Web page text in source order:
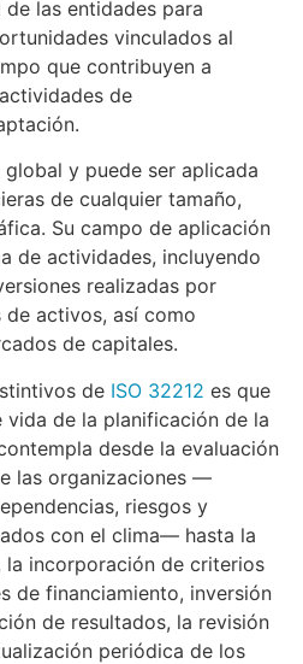
las entidades para
vinculados al
que contribuyen a
de
y puede ser aplicada
de cualquier tamaño,
Su campo de aplicación
de actividades, incluyendo
realizadas por
activos, así como
de capitales.
de ISO 32212 es que
de la planificación de la
desde la evaluación
las organizaciones —
riesgos y
con el clima— hasta la
incorporación de criterios
de financiamiento, inversión
de resultados, la revisión
periódica de los